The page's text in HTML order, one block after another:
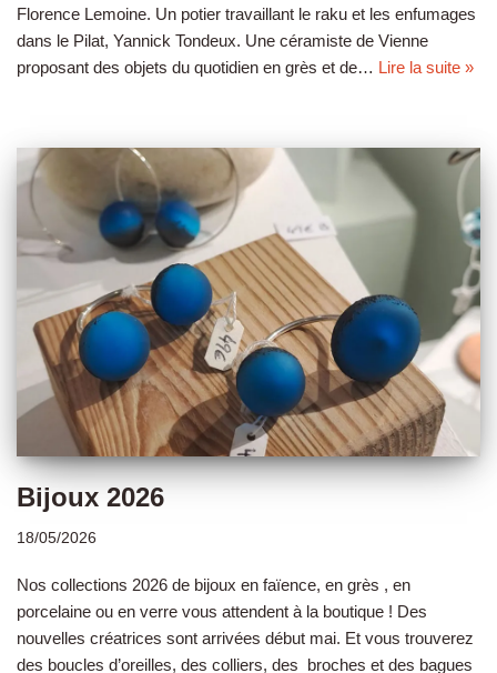
Florence Lemoine. Un potier travaillant le raku et les enfumages
dans le Pilat, Yannick Tondeux. Une céramiste de Vienne
proposant des objets du quotidien en grès et de… Lire la suite »
Bijoux 2026
18/05/2026
Nos collections 2026 de bijoux en faïence, en grès , en
porcelaine ou en verre vous attendent à la boutique ! Des
nouvelles créatrices sont arrivées début mai. Et vous trouverez
des boucles d’oreilles, des colliers, des broches et des bagues